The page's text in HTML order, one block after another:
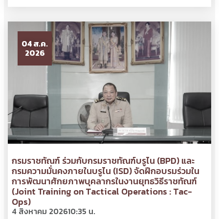
04 ส.ค.
2026
กรมราชทัณฑ์ ร่วมกับกรมราชทัณฑ์บรูไน (BPD) และ
กรมความมั่นคงภายในบรูไน (ISD) จัดฝึกอบรมร่วมใน
การพัฒนาศักยภาพบุคลากรในงานยุทธวิธีราชทัณฑ์
(Joint Training on Tactical Operations : Tac-
Ops)
4 สิงหาคม 202610:35 น.